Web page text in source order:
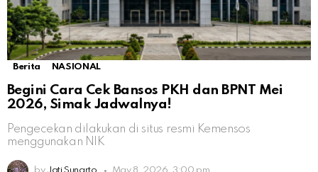
Berita NASIONAL
Begini Cara Cek Bansos PKH dan BPNT Mei
2026, Simak Jadwalnya!
Pengecekan dilakukan di situs resmi Kemensos
menggunakan NIK